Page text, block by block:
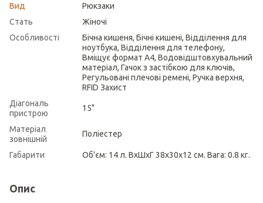
Вид
Рюкзаки
Стать
Жіночі
Особливості
Бічна кишеня, Бічні кишені, Відділення для
ноутбука, Відділення для телефону,
Вміщує формат А4, Водовідштовхувальний
матеріал, Гачок з застібкою для ключів,
Регульовані плечові ремені, Ручка верхня,
RFID Захист
Діагональ
пристрою
15"
Матеріал
зовнішній
Поліестер
Габарити Об'єм: 14 л. ВхШхГ 38х30х12 см. Вага: 0.8 кг.
Опис